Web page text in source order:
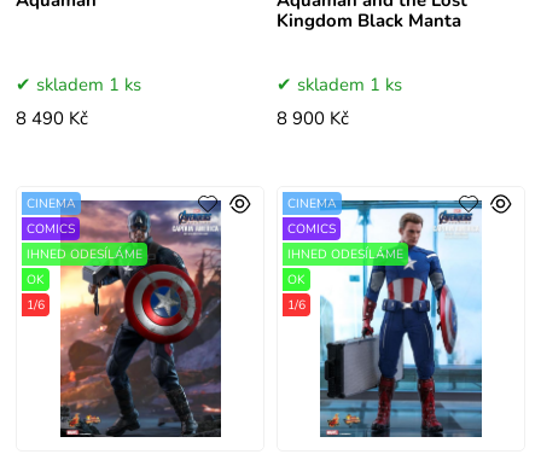
skladem 1 ks
8 490 Kč
Kingdom Black Manta
skladem 1 ks
8 900 Kč
CINEMA
COMICS
IHNED ODESÍLÁME
OK
1/6
CINEMA
COMICS
IHNED ODESÍLÁME
OK
1/6